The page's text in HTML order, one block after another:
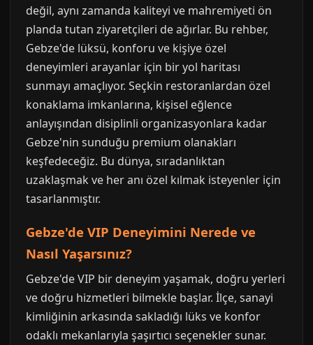
değil, aynı zamanda kaliteyi ve mahremiyeti ön
planda tutan ziyaretçileri de ağırlar. Bu rehber,
Gebze'de lüksü, konforu ve kişiye özel
deneyimleri arayanlar için bir yol haritası
sunmayı amaçlıyor. Seçkin restoranlardan özel
konaklama imkanlarına, kişisel eğlence
anlayışından disiplinli organizasyonlara kadar
Gebze'nin sunduğu premium olanakları
keşfedeceğiz. Bu dünya, sıradanlıktan
uzaklaşmak ve her anı özel kılmak isteyenler için
tasarlanmıştır.
Gebze'de VIP Deneyimini Nerede ve
Nasıl Yaşarsınız?
Gebze'de VIP bir deneyim yaşamak, doğru yerleri
ve doğru hizmetleri bilmekle başlar. İlçe, sanayi
kimliğinin arkasında sakladığı lüks ve konfor
odaklı mekanlarıyla şaşırtıcı seçenekler sunar.